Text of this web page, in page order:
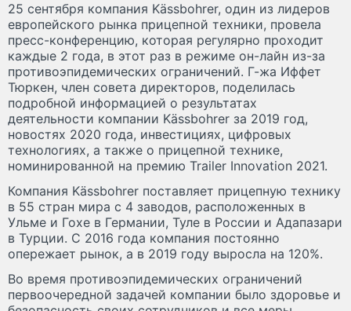
25 сентября компания Kässbohrer, один из лидеров
европейского рынка прицепной техники, провела
пресс-конференцию, которая регулярно проходит
каждые 2 года, в этот раз в режиме он-лайн из-за
противоэпидемических ограничений. Г-жа Иффет
Тюркен, член совета директоров, поделилась
подробной информацией о результатах
деятельности компании Kässbohrer за 2019 год,
новостях 2020 года, инвестициях, цифровых
технологиях, а также о прицепной технике,
номинированной на премию Trailer Innovation 2021.
Компания Kässbohrer поставляет прицепную технику
в 55 стран мира с 4 заводов, расположенных в
Ульме и Гохе в Германии, Туле в России и Адапазари
в Турции. С 2016 года компания постоянно
опережает рынок, а в 2019 году выросла на 120%.
Во время противоэпидемических ограничений
первоочередной задачей компании было здоровье и